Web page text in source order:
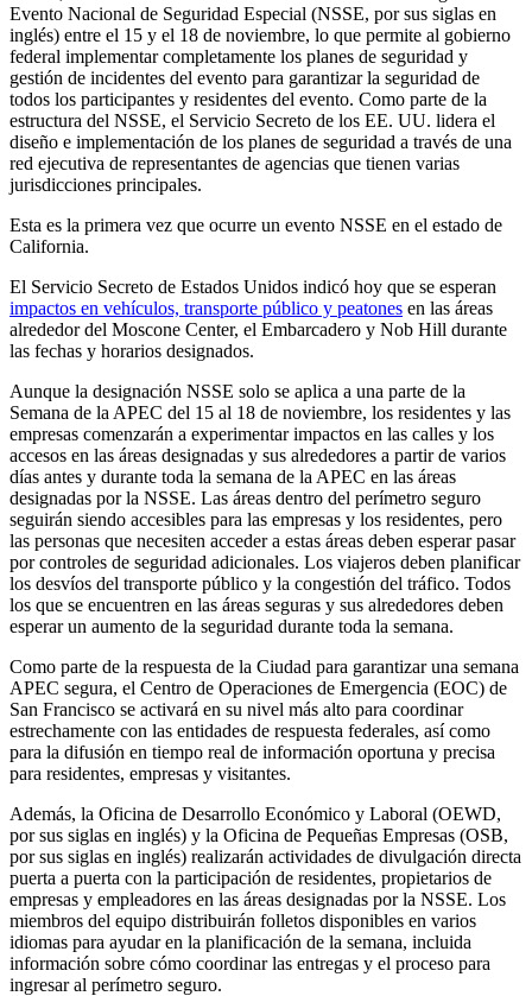
Evento Nacional de Seguridad Especial (NSSE, por sus siglas en
inglés) entre el 15 y el 18 de noviembre, lo que permite al gobierno
federal implementar completamente los planes de seguridad y
gestión de incidentes del evento para garantizar la seguridad de
todos los participantes y residentes del evento. Como parte de la
estructura del NSSE, el Servicio Secreto de los EE. UU. lidera el
diseño e implementación de los planes de seguridad a través de una
red ejecutiva de representantes de agencias que tienen varias
jurisdicciones principales.
Esta es la primera vez que ocurre un evento NSSE en el estado de
California.
El Servicio Secreto de Estados Unidos indicó hoy que se esperan
impactos en vehículos, transporte público y peatones en las áreas
alrededor del Moscone Center, el Embarcadero y Nob Hill durante
las fechas y horarios designados.
Aunque la designación NSSE solo se aplica a una parte de la
Semana de la APEC del 15 al 18 de noviembre, los residentes y las
empresas comenzarán a experimentar impactos en las calles y los
accesos en las áreas designadas y sus alrededores a partir de varios
días antes y durante toda la semana de la APEC en las áreas
designadas por la NSSE. Las áreas dentro del perímetro seguro
seguirán siendo accesibles para las empresas y los residentes, pero
las personas que necesiten acceder a estas áreas deben esperar pasar
por controles de seguridad adicionales. Los viajeros deben planificar
los desvíos del transporte público y la congestión del tráfico. Todos
los que se encuentren en las áreas seguras y sus alrededores deben
esperar un aumento de la seguridad durante toda la semana.
Como parte de la respuesta de la Ciudad para garantizar una semana
APEC segura, el Centro de Operaciones de Emergencia (EOC) de
San Francisco se activará en su nivel más alto para coordinar
estrechamente con las entidades de respuesta federales, así como
para la difusión en tiempo real de información oportuna y precisa
para residentes, empresas y visitantes.
Además, la Oficina de Desarrollo Económico y Laboral (OEWD,
por sus siglas en inglés) y la Oficina de Pequeñas Empresas (OSB,
por sus siglas en inglés) realizarán actividades de divulgación directa
puerta a puerta con la participación de residentes, propietarios de
empresas y empleadores en las áreas designadas por la NSSE. Los
miembros del equipo distribuirán folletos disponibles en varios
idiomas para ayudar en la planificación de la semana, incluida
información sobre cómo coordinar las entregas y el proceso para
ingresar al perímetro seguro.